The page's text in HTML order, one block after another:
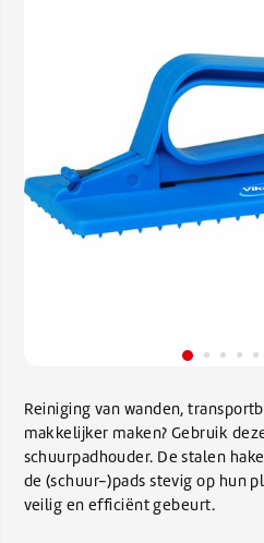
Reiniging van wanden,
makkelijker maken? Gebruik
schuurpadhouder. De stalen
de (schuur-)pads stevig op hun
veilig en efficiënt gebeurt.